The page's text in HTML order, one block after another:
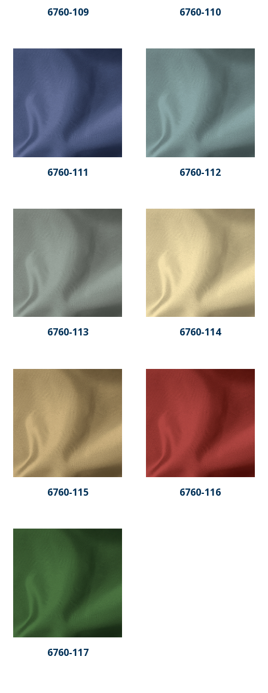
6760-109 6760-110
6760-111 6760-112
6760-113 6760-114
6760-115 6760-116
6760-117